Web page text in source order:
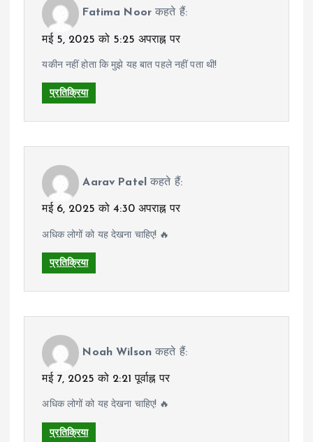
Fatima Noor कहते हैं:
मई 5, 2025 को 5:25 अपराह्न पर
यकीन नहीं होता कि मुझे यह बात पहले नहीं पता थी!
प्रतिक्रिया
Aarav Patel कहते हैं:
मई 6, 2025 को 4:30 अपराह्न पर
अधिक लोगों को यह देखना चाहिए! 🔥
प्रतिक्रिया
Noah Wilson कहते हैं:
मई 7, 2025 को 2:21 पूर्वाह्न पर
अधिक लोगों को यह देखना चाहिए! 🔥
प्रतिक्रिया